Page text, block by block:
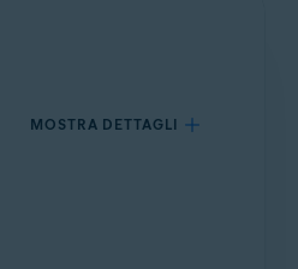
MOSTRA DETTAGLI